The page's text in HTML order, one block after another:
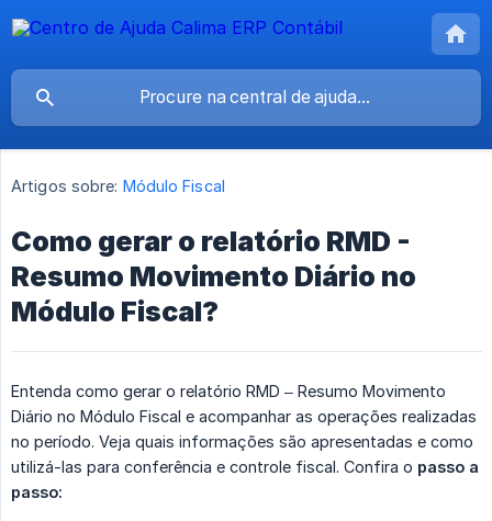
Artigos sobre: Módulo Fiscal
Como gerar o relatório RMD -
Resumo Movimento Diário no
Módulo Fiscal?
Entenda como gerar o relatório RMD – Resumo Movimento
Diário no Módulo Fiscal e acompanhar as operações realizadas
no período. Veja quais informações são apresentadas e como
utilizá-las para conferência e controle fiscal. Confira o passo a
passo: